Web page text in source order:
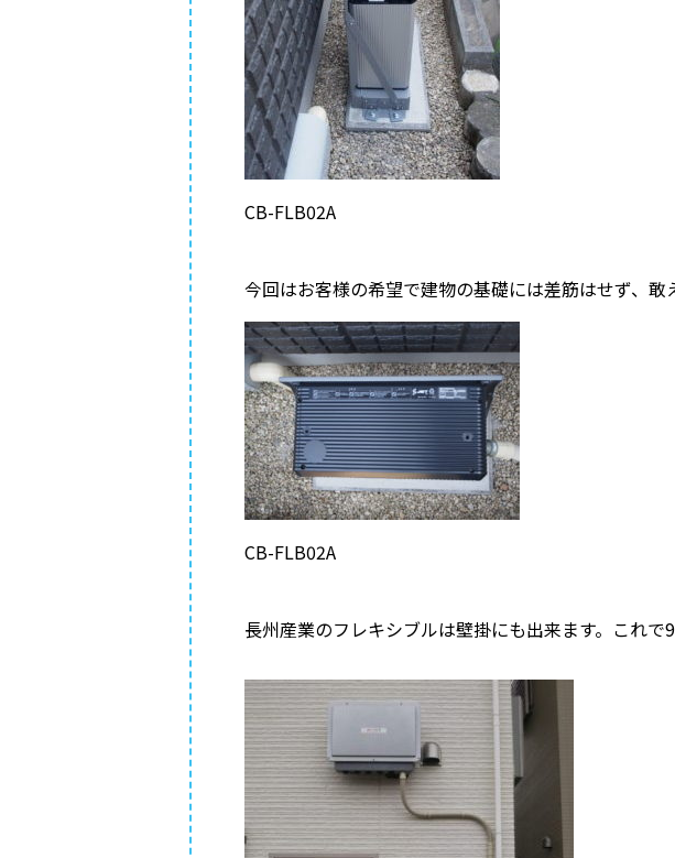
CB-FLB02A
今回はお客様の希望で建物の基礎には差筋はせず、敢
CB-FLB02A
長州産業のフレキシブルは壁掛にも出来ます。これで